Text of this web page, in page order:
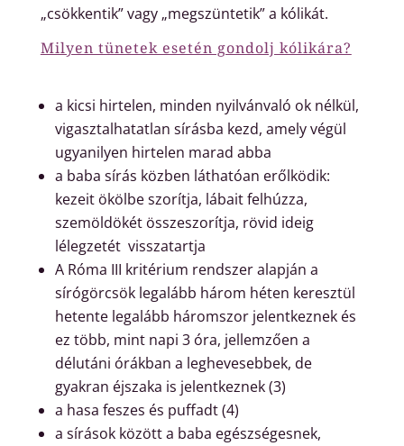
„csökkentik” vagy „megszüntetik” a kólikát.
Milyen tünetek esetén gondolj kólikára?
a kicsi hirtelen, minden nyilvánvaló ok nélkül,
vigasztalhatatlan sírásba kezd, amely végül
ugyanilyen hirtelen marad abba
a baba sírás közben láthatóan erőlködik:
kezeit ökölbe szorítja, lábait felhúzza,
szemöldökét összeszorítja, rövid ideig
lélegzetét visszatartja
A Róma III kritérium rendszer alapján a
sírógörcsök legalább három héten keresztül
hetente legalább háromszor jelentkeznek és
ez több, mint napi 3 óra, jellemzően a
délutáni órákban a leghevesebbek, de
gyakran éjszaka is jelentkeznek (3)
a hasa feszes és puffadt (4)
a sírások között a baba egészségesnek,